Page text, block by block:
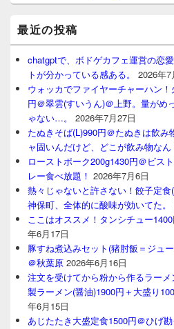
最近の投稿
chatgptで、ボドゲカフェ運営の恋
トが分かっている感ある。
2026年7
ウォッカでファイヤーチャーハン
円＠翠雲(すいうん)＠上野。量がめ
ゃない…。
2026年7月27日
たぬきそば(L)990円＠たぬきは飲
ャ固いんだけど、どこが飲み物なん
ローストポーク200g1430円＠ビス
レー食べ放題！ 2026年7月6日
熱々じゃないと許さない！餃子定
神保町、全体的に酸味が効いてた。
ここはオススメ！タンシチュー
年6月17日
豚すね煮込みセット(猪肘飯＝ジュ
＠秋葉原 2026年6月16日
注文を受けてから粉から作るラー
製ラーメン(醤油)1900円＋大盛り
年6月15日
あじたたき大盛定食1500円＠ひげ